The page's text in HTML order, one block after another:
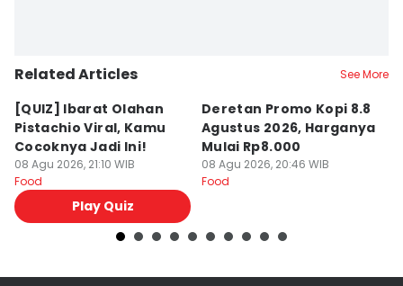
Related Articles See More
[QUIZ] Ibarat Olahan
Pistachio Viral, Kamu
Cocoknya Jadi Ini!
08 Agu 2026, 21:10 WIB
Food
Play Quiz
Deretan Promo Kopi 8.8
Agustus 2026, Harganya
Mulai Rp8.000
08 Agu 2026, 20:46 WIB
Food